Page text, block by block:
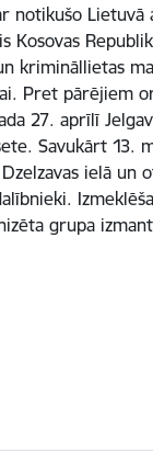
notikušo
Kosovas
krimināllietas
Pret pārējiem
27. aprīlī
Savukārt 13.
ielā un
grupa